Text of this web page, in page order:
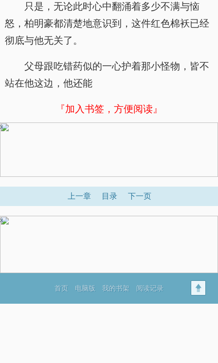
只是，无论此时心中翻涌着多少不满与恼
怒，柏明豪都清楚地意识到，这件红色棉袄已经
彻底与他无关了。
父母跟吃错药似的一心护着那小怪物，皆不
站在他这边，他还能
『加入书签，方便阅读』
x
上一章 目录 下一页
x
首页 电脑版 我的书架 阅读记录